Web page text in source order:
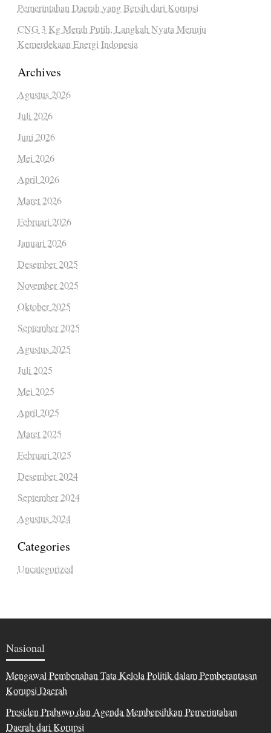
Pemerintahan Daerah yang Bersih dari Korupsi
CNG 3 Kg Merah Putih, Langkah Nyata Menuju
Kemerdekaan Energi Indonesia
Archives
Agustus 2026
Juli 2026
Juni 2026
Mei 2026
April 2026
Maret 2026
Februari 2026
Januari 2026
Desember 2025
November 2025
Oktober 2025
September 2025
Agustus 2025
Juli 2025
Mei 2025
April 2025
Maret 2025
Februari 2025
Desember 2024
September 2024
Agustus 2024
Categories
Uncategorized
Nasional
Mengawal Pembenahan Tata Kelola Politik dalam Pemberantasan
Korupsi Daerah
Presiden Prabowo dan Agenda Membersihkan Pemerintahan
Daerah dari Korupsi